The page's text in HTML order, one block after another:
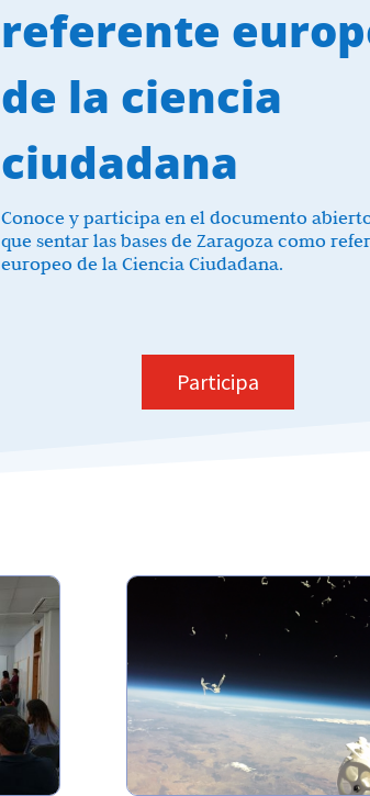
referente
de la ciencia
ciudadana
Conoce y participa en el documento
que sentar las bases de Zaragoza como
europeo de la Ciencia Ciudadana.
Participa